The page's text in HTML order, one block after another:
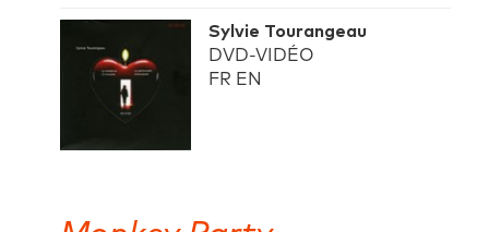
Sylvie Tourangeau
DVD-VIDÉO
FR EN